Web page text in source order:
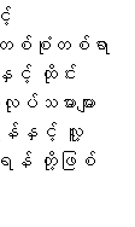
စ်စုံတစ်ရာ
င့် ထိုင်း
ပ်သမားများ
ရန်နှင့် လူ့
ရန် တို့ဖြစ်